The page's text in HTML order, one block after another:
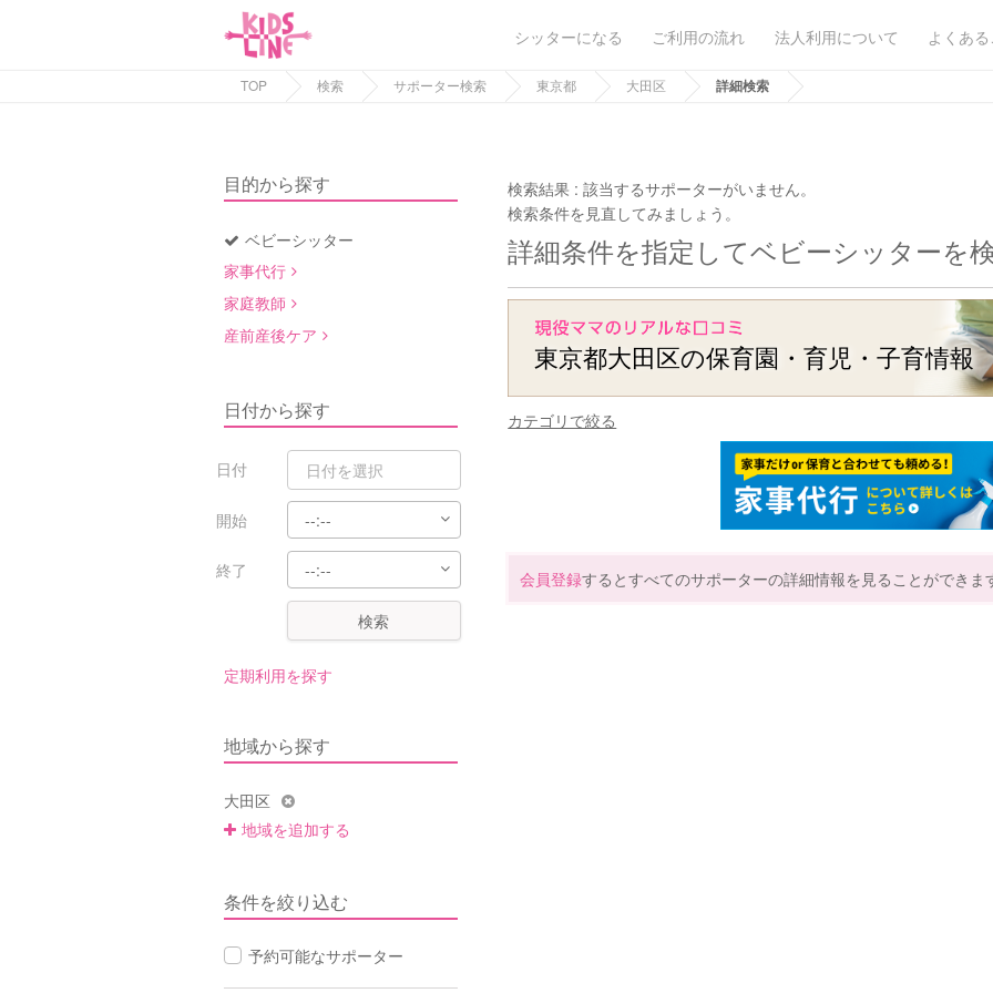
シッターになる ご利用の流れ 法人利用について よくあ
TOP 検索 サポーター検索 東京都 大田区 詳細検索
目的から探す
ベビーシッター
家事代行
家庭教師
産前産後ケア
日付から探す
日付
開始
終了
検索
定期利用を探す
地域から探す
大田区
地域を追加する
条件を絞り込む
予約可能なサポーター
検索結果 :該当するサポーターがいません。
検索条件を見直してみましょう。
詳細条件を指定してベビーシッターを
東京都大田区の保育園・育児・子育情報
カテゴリで絞る
会員登録するとすべてのサポーターの詳細情報を見ることができま